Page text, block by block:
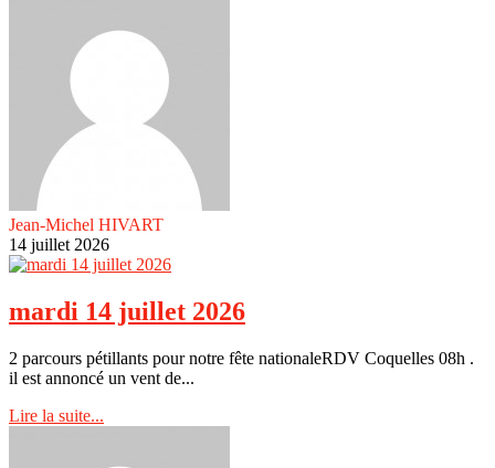
Jean-Michel HIVART
14 juillet 2026
mardi 14 juillet 2026
2 parcours pétillants pour notre fête nationaleRDV Coquelles 08h .
il est annoncé un vent de...
Lire la suite...